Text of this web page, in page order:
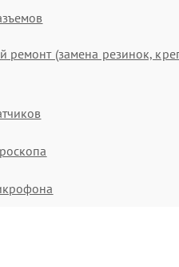
ремонт (замена резинок,